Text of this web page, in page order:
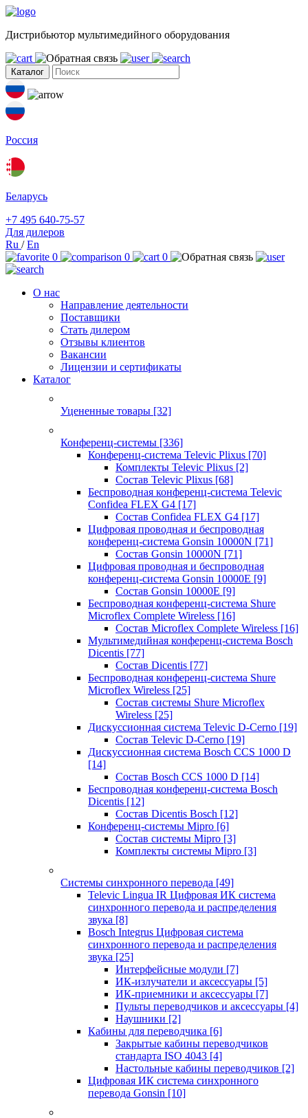
Дистрибьютор мультимедийного оборудования
Каталог
Россия
Беларусь
+7 495 640-75-57
Для дилеров
Ru /En
0
0 0
О нас
Направление деятельности
Поставщики
Стать дилером
Отзывы клиентов
Вакансии
Лицензии и сертификаты
Каталог
Уцененные товары [32]
Конференц-системы [336]
Конференц-система Televic Plixus [70]
Комплекты Televic Plixus [2]
Состав Televic Plixus [68]
Беспроводная конференц-система Televic
Confidea FLEX G4 [17]
Состав Confidea FLEX G4 [17]
Цифровая проводная и беспроводная
конференц-система Gonsin 10000N [71]
Состав Gonsin 10000N [71]
Цифровая проводная и беспроводная
конференц-система Gonsin 10000E [9]
Состав Gonsin 10000E [9]
Беспроводная конференц-система Shure
Microflex Complete Wireless [16]
Состав Microflex Complete Wireless [16]
Мультимедийная конференц-система Bosch
Dicentis [77]
Состав Dicentis [77]
Беспроводная конференц-система Shure
Microflex Wireless [25]
Состав системы Shure Microflex
Wireless [25]
Дискуссионная система Televic D-Cerno [19]
Состав Televic D-Cerno [19]
Дискуссионная система Bosch CCS 1000 D
[14]
Состав Bosch CCS 1000 D [14]
Беспроводная конференц-система Bosch
Dicentis [12]
Состав Dicentis Bosch [12]
Конференц-системы Mipro [6]
Состав системы Mipro [3]
Комплекты системы Mipro [3]
Системы синхронного перевода [49]
Televic Lingua IR Цифровая ИК система
синхронного перевода и распределения
звука [8]
Bosch Integrus Цифровая система
синхронного перевода и распределения
звука [25]
Интерфейсные модули [7]
ИК-излучатели и аксессуары [5]
ИК-приемники и аксессуары [7]
Пульты переводчиков и аксессуары [4]
Наушники [2]
Кабины для переводчика [6]
Закрытые кабины переводчиков
стандарта ISO 4043 [4]
Настольные кабины переводчиков [2]
Цифровая ИК система синхронного
перевода Gonsin [10]